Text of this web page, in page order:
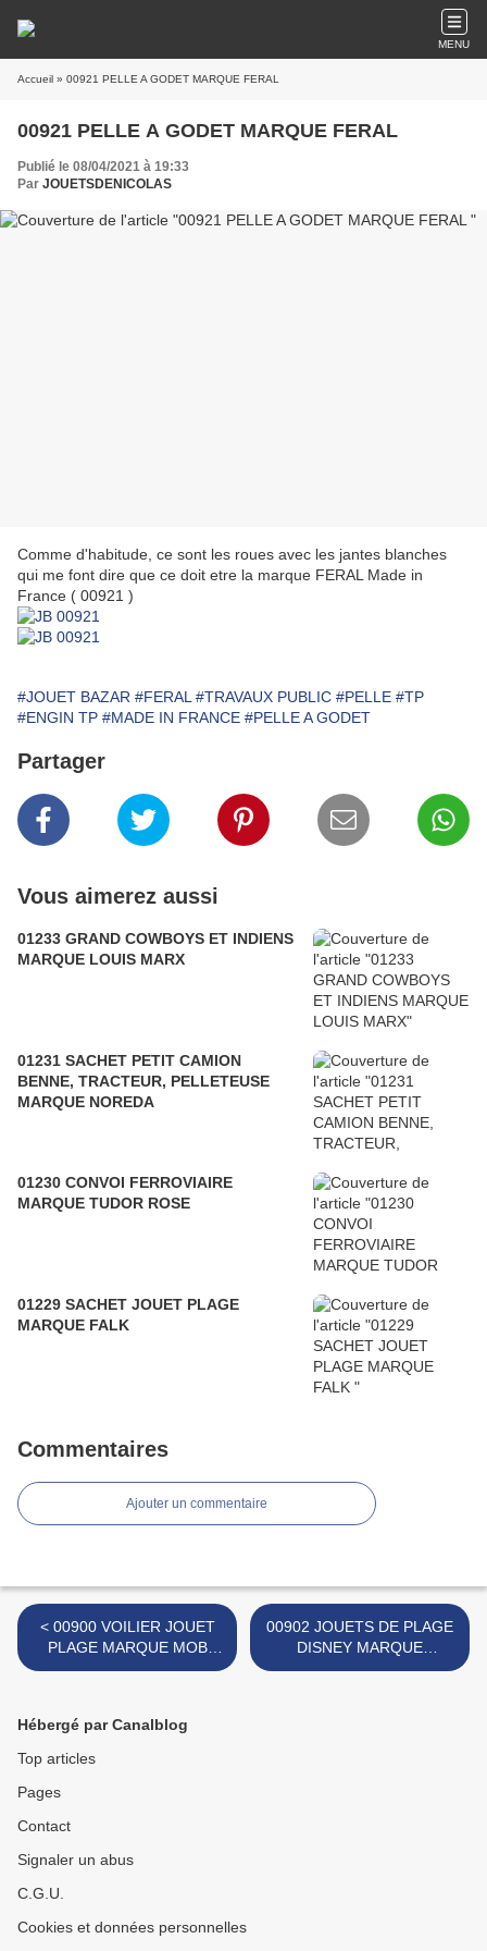
MENU
Accueil » 00921 PELLE A GODET MARQUE FERAL
00921 PELLE A GODET MARQUE FERAL
Publié le 08/04/2021 à 19:33
Par JOUETSDENICOLAS
Comme d'habitude, ce sont les roues avec les jantes blanches
qui me font dire que ce doit etre la marque FERAL Made in
France ( 00921 )
#JOUET BAZAR #FERAL #TRAVAUX PUBLIC #PELLE #TP
#ENGIN TP #MADE IN FRANCE #PELLE A GODET
Partager
Vous aimerez aussi
01233 GRAND COWBOYS ET INDIENS
MARQUE LOUIS MARX
01231 SACHET PETIT CAMION
BENNE, TRACTEUR, PELLETEUSE
MARQUE NOREDA
01230 CONVOI FERROVIAIRE
MARQUE TUDOR ROSE
01229 SACHET JOUET PLAGE
MARQUE FALK
Commentaires
Ajouter un commentaire
< 00900 VOILIER JOUET
PLAGE MARQUE MOB
SUPERJOUET
00902 JOUETS DE PLAGE
DISNEY MARQUE
INCONNUE >
Hébergé par Canalblog
Top articles
Pages
Contact
Signaler un abus
C.G.U.
Cookies et données personnelles